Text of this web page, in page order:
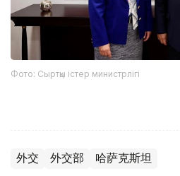
Фото: Сыртқы істер министрлігі
外交 外交部 哈萨克斯坦